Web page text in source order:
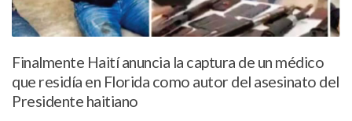
Finalmente Haití anuncia la captura de un médico
que residía en Florida como autor del asesinato del
Presidente haitiano